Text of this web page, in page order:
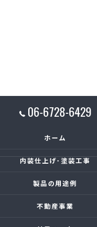
06-6728-6429
ホーム
内装仕上げ･塗装工事
製品の用途例
不動産事業